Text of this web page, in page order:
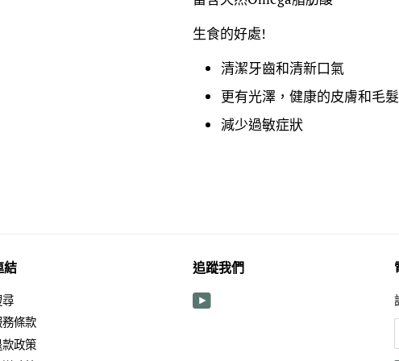
生食的好處!
清潔牙齒和清新口氣
更有光澤，健康的皮膚和毛髮
減少過敏症狀
結
條款
政策
追蹤我們